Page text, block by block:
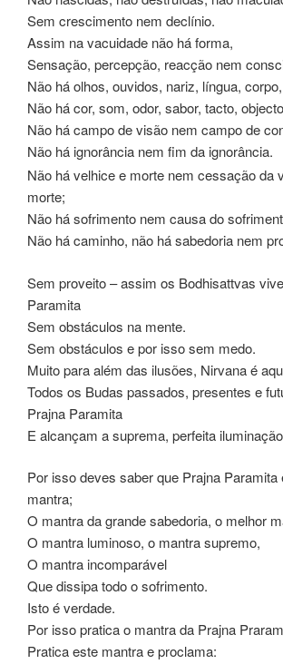
Sem crescimento nem declínio.
Assim na vacuidade não há forma,
Sensação, percepção, reacção nem
Não há olhos, ouvidos, nariz, língua,
Não há cor, som, odor, sabor, tacto,
Não há campo de visão nem campo de
Não há ignorância nem fim da ignorância.
Não há velhice e morte nem cessação da
morte;
Não há sofrimento nem causa do
Não há caminho, não há sabedoria nem
Sem proveito – assim os Bodhisattvas
Paramita
Sem obstáculos na mente.
Sem obstáculos e por isso sem medo.
Muito para além das ilusões, Nirvana é
Todos os Budas passados, presentes e
Prajna Paramita
E alcançam a suprema, perfeita
Por isso deves saber que Prajna Paramita
mantra;
O mantra da grande sabedoria, o melhor
O mantra luminoso, o mantra supremo,
O mantra incomparável
Que dissipa todo o sofrimento.
Isto é verdade.
Por isso pratica o mantra da Prajna
Pratica este mantra e proclama: